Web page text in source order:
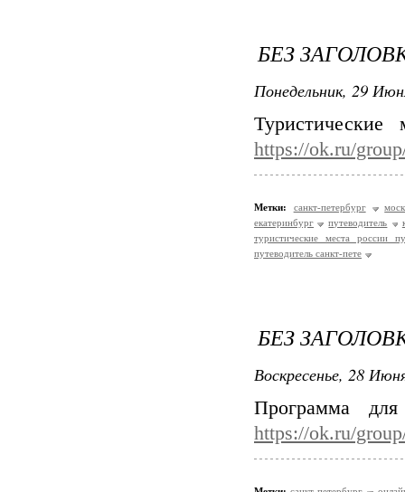
БЕЗ
Понедельник, 29
Туристические
https://ok.ru/
Метки: санкт-петербург
екатеринбург
путеводитель
туристические места россии
путеводитель санкт-пете
БЕЗ
Воскресенье, 28
Программа
https://ok.ru/